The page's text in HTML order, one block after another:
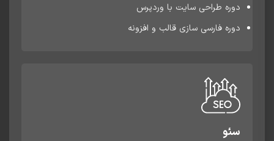
دوره طراحی سایت با وردپرس
دوره فارسی سازی قالب و افزونه
سئو